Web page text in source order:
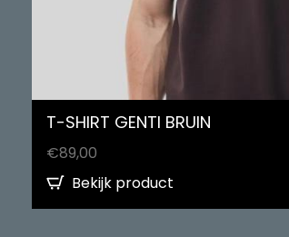
T-SHIRT GENTI BRUIN
€89,00
Bekijk product